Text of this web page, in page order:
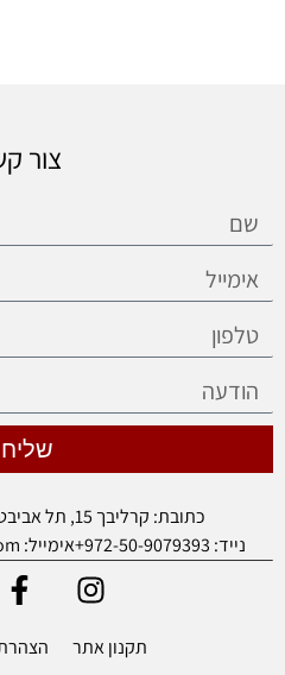
צור
כתובת: קרליבך 15, תל אביב
נייד: 972-50-9079393+
אימייל: squaregalleryart@gmail.com
תקנון אתר